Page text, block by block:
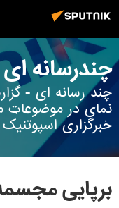
چندرسانه ای
چند رسانه ای -
نمای در
خبرگزاری اسپوتنیک
برپایی